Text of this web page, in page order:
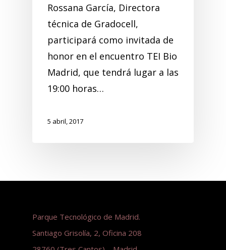
Rossana García, Directora
técnica de Gradocell,
participará como invitada de
honor en el encuentro TEI Bio
Madrid, que tendrá lugar a las
19:00 horas…
5 abril, 2017
Parque Tecnológico de Madrid.
Santiago Grisolía, 2, Oficina 208